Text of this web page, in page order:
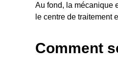
Au fond, la mécanique
le centre de traitement
Comment